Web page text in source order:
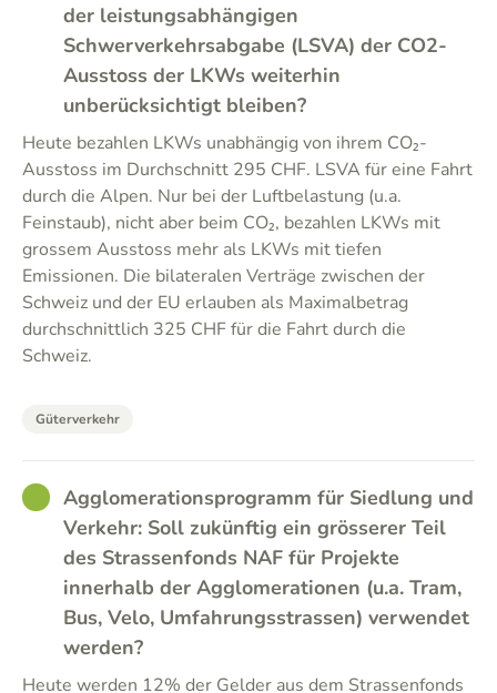
der leistungsabhängigen
Schwerverkehrsabgabe (LSVA) der CO2-
Ausstoss der LKWs weiterhin
unberücksichtigt bleiben?
Heute bezahlen LKWs unabhängig von ihrem CO₂-
Ausstoss im Durchschnitt 295 CHF. LSVA für eine Fahrt
durch die Alpen. Nur bei der Luftbelastung (u.a.
Feinstaub), nicht aber beim CO₂, bezahlen LKWs mit
grossem Ausstoss mehr als LKWs mit tiefen
Emissionen. Die bilateralen Verträge zwischen der
Schweiz und der EU erlauben als Maximalbetrag
durchschnittlich 325 CHF für die Fahrt durch die
Schweiz.
Güterverkehr
GOODAgglomerationsprogramm für Siedlung und
Verkehr: Soll zukünftig ein grösserer Teil
des Strassenfonds NAF für Projekte
innerhalb der Agglomerationen (u.a. Tram,
Bus, Velo, Umfahrungsstrassen) verwendet
werden?
Heute werden 12% der Gelder aus dem Strassenfonds